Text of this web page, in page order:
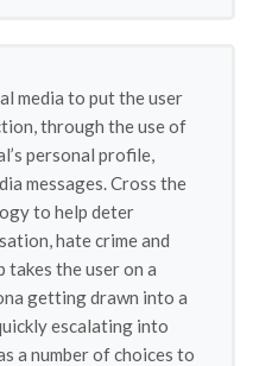
media to put the user
through the use of
personal profile,
messages. Cross the
to help deter
hate crime and
the user on a
getting drawn into a
escalating into
a number of choices to